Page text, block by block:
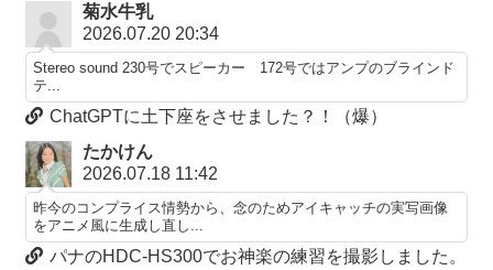
菊水牛乳
2026.07.20 20:34
Stereo sound 230号でスピーカー 172号ではアンプのブラインド
テ...
ChatGPTに土下座をさせました？！（爆）
たかけん
2026.07.18 11:42
昨今のコンプライス情勢から、念のためアイキャッチの実写画像
をアニメ風に生成し直し...
パナのHDC-HS300でお神楽の練習を撮影しました。